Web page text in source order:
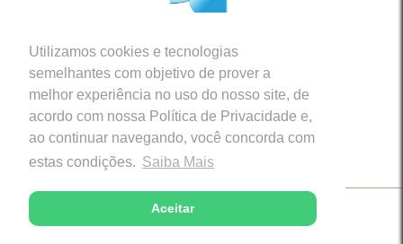
Utilizamos cookies e tecnologias
semelhantes com objetivo de prover a
melhor experiência no uso do nosso site, de
acordo com nossa Política de Privacidade e,
ao continuar navegando, você concorda com
estas condições. Saiba Mais
Aceitar
Siga-nos em nossas Redes Sociais
Copyright © 2026 - Diocese de Caratinga (MG)